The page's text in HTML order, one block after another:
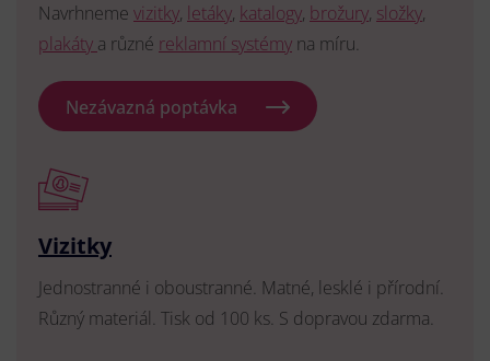
Navrhneme vizitky, letáky, katalogy, brožury, složky,
plakáty a různé reklamní systémy na míru.
Nezávazná poptávka
Vizitky
Jednostranné i oboustranné. Matné, lesklé i přírodní.
Různý materiál. Tisk od 100 ks. S dopravou zdarma.